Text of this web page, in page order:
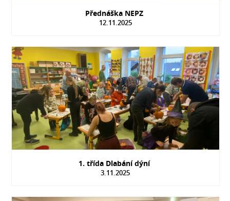
Přednáška NEPZ
12.11.2025
1. třída Dlabání dýní
3.11.2025